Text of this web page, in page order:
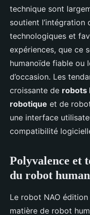
technique sont
soutient l’intégration
technologiques et
expériences, que ce
humanoïde fiable ou
d’occasion. Les
croissante de robots
robotique et de
une interface
compatibilité
Polyvalence et
du robot
Le robot NAO édition
matière de robot